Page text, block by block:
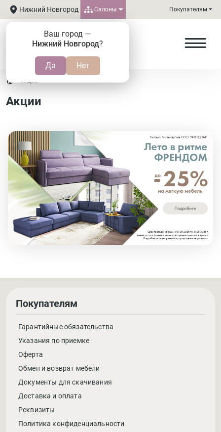
Нижний Новгород
Ваш город —
Нижний Новгород?
Салоны Покупателям
Акции
Акции
Покупателям
Гарантийные обязательства
Указания по приемке
Оферта
Обмен и возврат мебели
Документы для скачивания
Доставка и оплата
Реквизиты
Политика конфиденциальности